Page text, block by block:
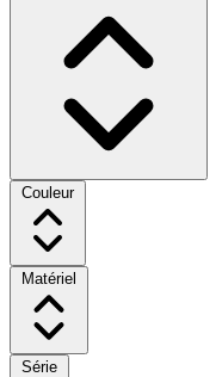
Couleur
Matériel
Série